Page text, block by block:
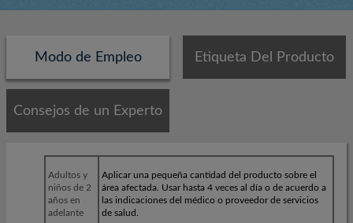
Modo de Empleo Etiqueta Del Producto
Consejos de un Experto
Adultos y
niños de 2
años en
adelante
Aplicar una pequeña cantidad del producto sobre el
área afectada. Usar hasta 4 veces al día o de acuerdo a
las indicaciones del médico o proveedor de servicios
de salud.